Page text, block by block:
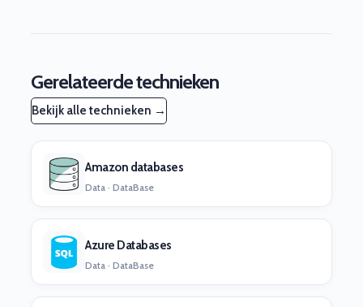
Gerelateerde technieken
Bekijk alle technieken →
Amazon databases
Data · DataBase
Azure Databases
Data · DataBase